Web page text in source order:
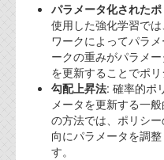
設計ブログ
テクノロジ
外部投稿記事
ブログテーマ
技術文書
パラメータ化された
使用した強化学習で
ワークによってパラ
ークの重みがパラメ
を更新することでポ
勾配上昇法: 確率的ポ
メータを更新する一
の方法では、ポリシ
向にパラメータを調
す。